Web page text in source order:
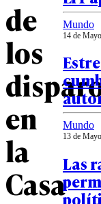
de
los
en
la
Casa
Mundo
14 de
Mundo
13 de
Las